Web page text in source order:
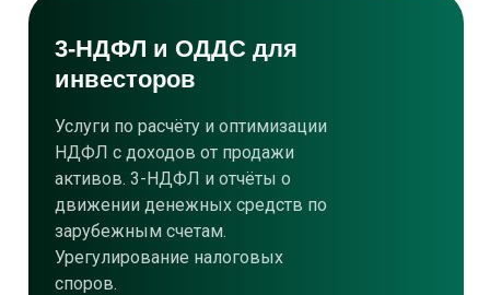
3-НДФЛ и ОДДС для
инвесторов
Услуги по расчёту и оптимизации
НДФЛ с доходов от продажи
активов. 3-НДФЛ и отчёты о
движении денежных средств по
зарубежным счетам.
Урегулирование налоговых
споров.